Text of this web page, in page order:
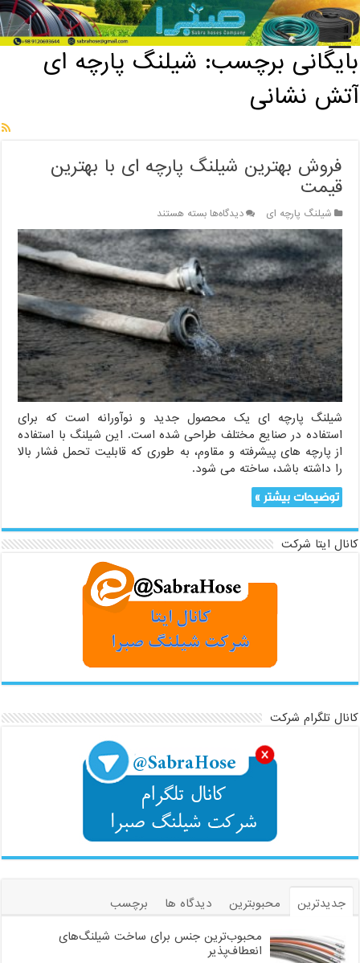
خانه / بایگانی برچسب: شیلنگ پارچه ای آتش نشانی
بایگانی برچسب: شیلنگ پارچه ای
آتش نشانی
فروش بهترین شیلنگ پارچه ای با بهترین
قیمت
شیلنگ پارچه ای دیدگاه‌هابرای
فروش
بهترین
شیلنگ
پارچه
ای
با
بهترین
قیمت
بسته هستند
شیلنگ پارچه ای یک محصول جدید و نوآورانه است که برای
استفاده در صنایع مختلف طراحی شده است. این شیلنگ با استفاده
از پارچه های پیشرفته و مقاوم، به طوری که قابلیت تحمل فشار بالا
را داشته باشد، ساخته می شود.
توضیحات بیشتر »
کانال ایتا شرکت
کانال تلگرام شرکت
جدیدترین محبوبترین دیدگاه ها
برچسب
محبوب‌ترین جنس برای ساخت شیلنگ‌های
انعطاف‌پذیر